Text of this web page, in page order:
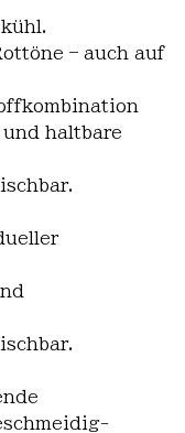
– auch auf
haltbare